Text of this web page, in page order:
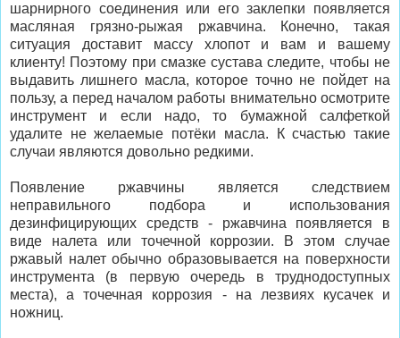
шарнирного соединения или его заклепки появляется
масляная грязно-рыжая ржавчина. Конечно, такая
ситуация доставит массу хлопот и вам и вашему
клиенту! Поэтому при смазке сустава следите, чтобы не
выдавить лишнего масла, которое точно не пойдет на
пользу, а перед началом работы внимательно осмотрите
инструмент и если надо, то бумажной салфеткой
удалите не желаемые потёки масла. К счастью такие
случаи являются довольно редкими.
Появление ржавчины является следствием
неправильного подбора и использования
дезинфицирующих средств - ржавчина появляется в
виде налета или точечной коррозии. В этом случае
ржавый налет обычно образовывается на поверхности
инструмента (в первую очередь в труднодоступных
места), а точечная коррозия - на лезвиях кусачек и
ножниц.